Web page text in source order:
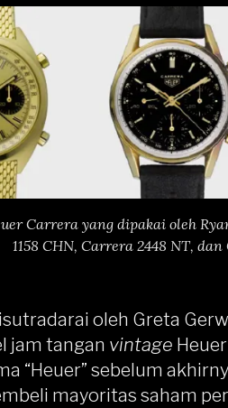
Carrera yang dipakai oleh
1158 CHN, Carrera 2448 NT, dan
oleh Greta
jam tangan vintage Heuer
“Heuer” sebelum
mayoritas saham